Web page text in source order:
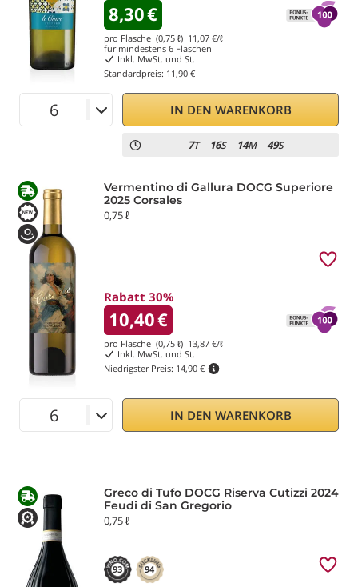
8,30€
pro Flasche (0,75 ℓ) 11,07 €/ℓ
für mindestens 6 Flaschen
Inkl. MwSt. und St.
Standardpreis: 11,90 €
IN DEN WARENKORB
7T 16S 14M 49S
Vermentino di Gallura DOCG Superiore
2025 Corsales
0,75 ℓ
Rabatt 30%
10,40€
pro Flasche (0,75 ℓ) 13,87 €/ℓ
Inkl. MwSt. und St.
Niedrigster Preis: 14,90 €
IN DEN WARENKORB
Greco di Tufo DOCG Riserva Cutizzi 2024
Feudi di San Gregorio
0,75 ℓ
93 94